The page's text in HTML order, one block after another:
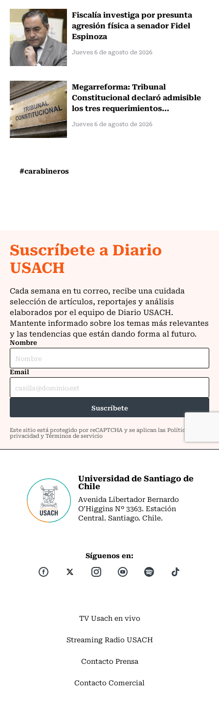
Fiscalía investiga por presunta
agresión física a senador Fidel
Espinoza
Jueves 6 de agosto de 2026
Megarreforma: Tribunal
Constitucional declaró admisible
los tres requerimientos...
Jueves 6 de agosto de 2026
#carabineros
Universidad de Santiago de
Chile
Avenida Libertador Bernardo
O’Higgins Nº 3363. Estación
Central. Santiago. Chile.
Síguenos en:
TV Usach en vivo
Streaming Radio USACH
Contacto Prensa
Contacto Comercial